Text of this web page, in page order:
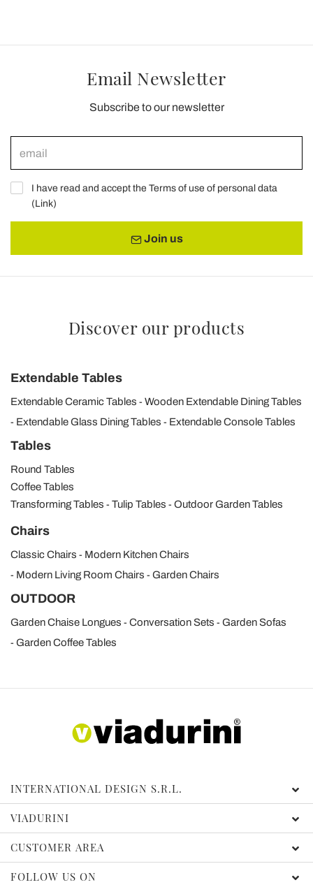
Email Newsletter
Subscribe to our newsletter
I have read and accept the Terms of use of personal data
(Link)
Join us
Discover our products
Extendable Tables
Extendable Ceramic Tables
Wooden Extendable Dining Tables
Extendable Glass Dining Tables
Extendable Console Tables
Tables
Round Tables
Coffee Tables
Transforming Tables
Tulip Tables Outdoor Garden Tables
Chairs
Classic Chairs
Modern Kitchen Chairs
Modern Living Room Chairs
Garden Chairs
OUTDOOR
Garden Chaise Longues Conversation Sets
Garden Sofas
Garden Coffee Tables
INTERNATIONAL DESIGN S.R.L.
VIADURINI
CUSTOMER AREA
FOLLOW US ON